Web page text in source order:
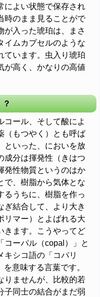
によい状態で保存され
時のまま見ることがで
が入った琥珀は、まさ
イムカプセルのような
ています。虫入り琥珀
が高く、かなりの高値
？
コール、そして酸によ
（もつやく）とも呼ば
といった、においを放
成分は揮発性（きはつ
発性物質というのはか
で、樹脂から気体とな
るうちに、樹脂を作っ
ぎ結合して、より大き
リマー）とよばれる大
きます。こうやってど
コーパル（copal）」と
キシコ語の「コパリ
意味する言葉です。
りませんが、比較的若
子同士の結合がまだ弱